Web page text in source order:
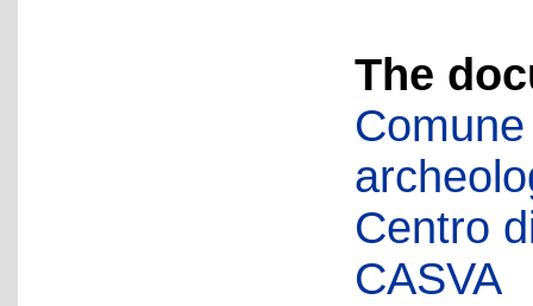
The
Centro
CASVA